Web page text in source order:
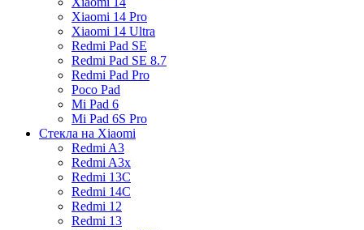
Xiaomi 14 Pro
Xiaomi 14 Ultra
Redmi Pad SE
Redmi Pad SE 8.7
Redmi Pad Pro
Poco Pad
Mi Pad 6
Mi Pad 6S Pro
Стекла на Xiaomi
Redmi A3
Redmi A3x
Redmi 13C
Redmi 14C
Redmi 12
Redmi 13